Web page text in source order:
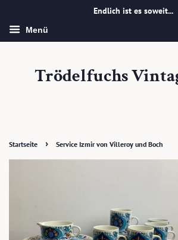
Endlich ist es soweit...
Menü
Trödelfuchs
Startseite › Service Izmir von Villeroy und Boch